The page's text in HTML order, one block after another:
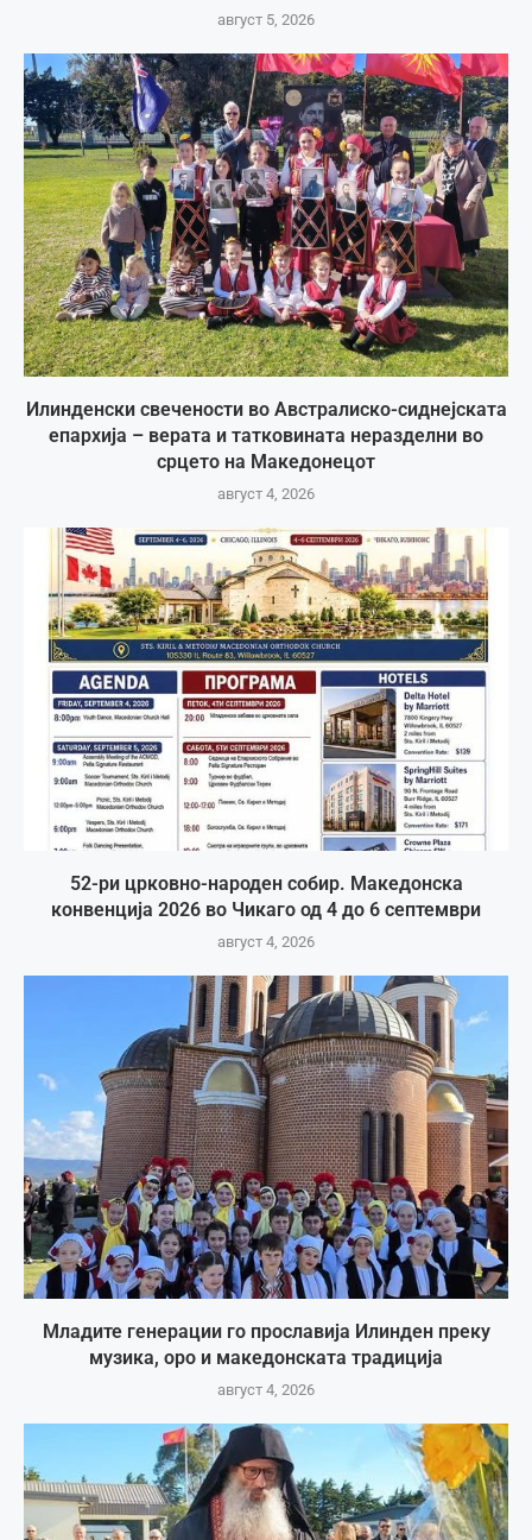
август 5, 2026
Илинденски свечености во Австралиско-сиднејската
епархија – верата и татковината неразделни во
срцето на Македонецот
август 4, 2026
52-ри црковно-народен собир. Македонска
конвенција 2026 во Чикаго од 4 до 6 септември
август 4, 2026
Младите генерации го прославија Илинден преку
музика, оро и македонската традиција
август 4, 2026